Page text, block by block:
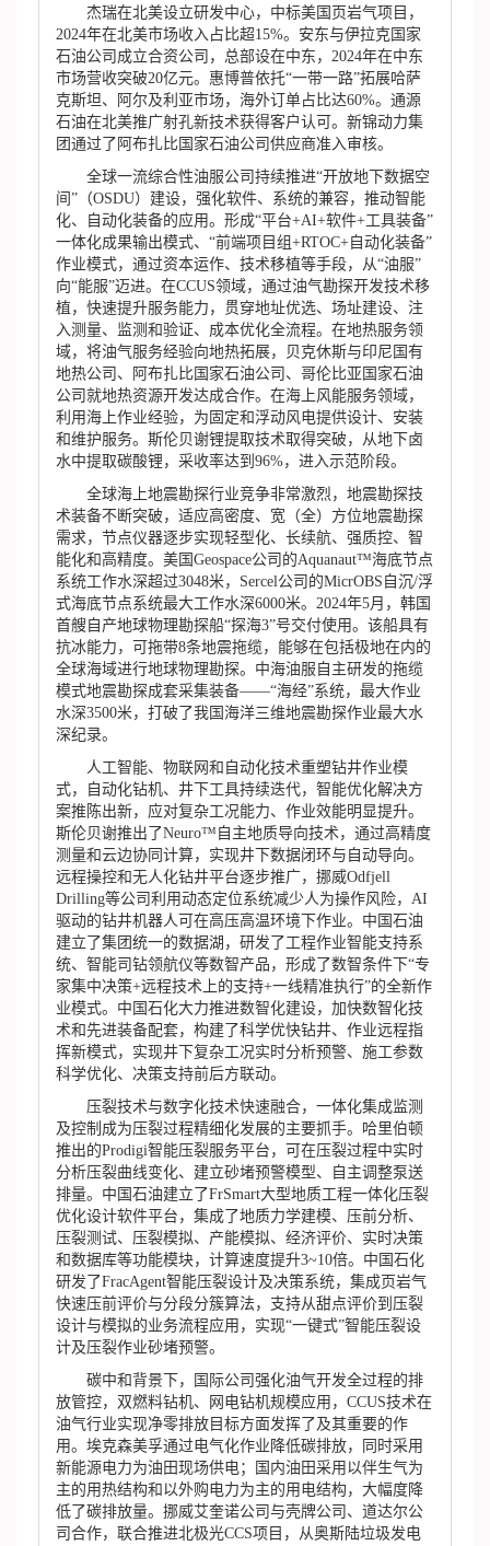
杰瑞在北美设立研发中心，中标美国页岩气项目，
2024年在北美市场收入占比超15%。安东与伊拉克国家
石油公司成立合资公司，总部设在中东，2024年在中东
市场营收突破20亿元。惠博普依托“一带一路”拓展哈萨
克斯坦、阿尔及利亚市场，海外订单占比达60%。通源
石油在北美推广射孔新技术获得客户认可。新锦动力集
团通过了阿布扎比国家石油公司供应商准入审核。
全球一流综合性油服公司持续推进“开放地下数据空
间”（OSDU）建设，强化软件、系统的兼容，推动智能
化、自动化装备的应用。形成“平台+AI+软件+工具装备”
一体化成果输出模式、“前端项目组+RTOC+自动化装备”
作业模式，通过资本运作、技术移植等手段，从“油服”
向“能服”迈进。在CCUS领域，通过油气勘探开发技术移
植，快速提升服务能力，贯穿地址优选、场址建设、注
入测量、监测和验证、成本优化全流程。在地热服务领
域，将油气服务经验向地热拓展，贝克休斯与印尼国有
地热公司、阿布扎比国家石油公司、哥伦比亚国家石油
公司就地热资源开发达成合作。在海上风能服务领域，
利用海上作业经验，为固定和浮动风电提供设计、安装
和维护服务。斯伦贝谢锂提取技术取得突破，从地下卤
水中提取碳酸锂，采收率达到96%，进入示范阶段。
全球海上地震勘探行业竞争非常激烈，地震勘探技
术装备不断突破，适应高密度、宽（全）方位地震勘探
需求，节点仪器逐步实现轻型化、长续航、强质控、智
能化和高精度。美国Geospace公司的Aquanaut™海底节点
系统工作水深超过3048米，Sercel公司的MicrOBS自沉/浮
式海底节点系统最大工作水深6000米。2024年5月，韩国
首艘自产地球物理勘探船“探海3”号交付使用。该船具有
抗冰能力，可拖带8条地震拖缆，能够在包括极地在内的
全球海域进行地球物理勘探。中海油服自主研发的拖缆
模式地震勘探成套采集装备——“海经”系统，最大作业
水深3500米，打破了我国海洋三维地震勘探作业最大水
深纪录。
人工智能、物联网和自动化技术重塑钻井作业模
式，自动化钻机、井下工具持续迭代，智能优化解决方
案推陈出新，应对复杂工况能力、作业效能明显提升。
斯伦贝谢推出了Neuro™自主地质导向技术，通过高精度
测量和云边协同计算，实现井下数据闭环与自动导向。
远程操控和无人化钻井平台逐步推广，挪威Odfjell
Drilling等公司利用动态定位系统减少人为操作风险，AI
驱动的钻井机器人可在高压高温环境下作业。中国石油
建立了集团统一的数据湖，研发了工程作业智能支持系
统、智能司钻领航仪等数智产品，形成了数智条件下“专
家集中决策+远程技术上的支持+一线精准执行”的全新作
业模式。中国石化大力推进数智化建设，加快数智化技
术和先进装备配套，构建了科学优快钻井、作业远程指
挥新模式，实现井下复杂工况实时分析预警、施工参数
科学优化、决策支持前后方联动。
压裂技术与数字化技术快速融合，一体化集成监测
及控制成为压裂过程精细化发展的主要抓手。哈里伯顿
推出的Prodigi智能压裂服务平台，可在压裂过程中实时
分析压裂曲线变化、建立砂堵预警模型、自主调整泵送
排量。中国石油建立了FrSmart大型地质工程一体化压裂
优化设计软件平台，集成了地质力学建模、压前分析、
压裂测试、压裂模拟、产能模拟、经济评价、实时决策
和数据库等功能模块，计算速度提升3~10倍。中国石化
研发了FracAgent智能压裂设计及决策系统，集成页岩气
快速压前评价与分段分簇算法，支持从甜点评价到压裂
设计与模拟的业务流程应用，实现“一键式”智能压裂设
计及压裂作业砂堵预警。
碳中和背景下，国际公司强化油气开发全过程的排
放管控，双燃料钻机、网电钻机规模应用，CCUS技术在
油气行业实现净零排放目标方面发挥了及其重要的作
用。埃克森美孚通过电气化作业降低碳排放，同时采用
新能源电力为油田现场供电；国内油田采用以伴生气为
主的用热结构和以外购电力为主的用电结构，大幅度降
低了碳排放量。挪威艾奎诺公司与壳牌公司、道达尔公
司合作，联合推进北极光CCS项目，从奥斯陆垃圾发电